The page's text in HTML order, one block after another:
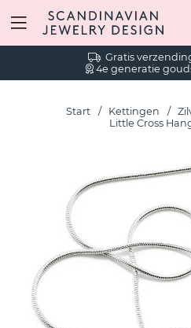
Gratis
4e generatie
Start Kettingen
Little Cross